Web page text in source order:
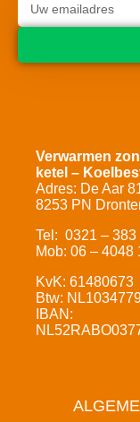
Verwarmen
ketel –
Adres: De Aar
8253 PN
Tel: 0321 – 383
Mob: 06 – 4048
KvK: 61480673
Btw:
IBAN: